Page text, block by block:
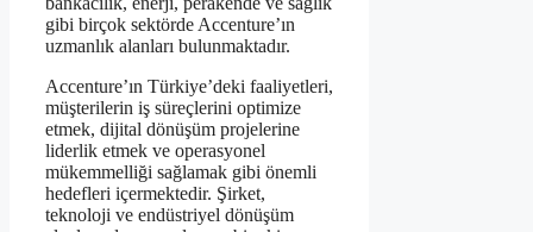
gibi birçok sektörde Accenture’ın
uzmanlık alanları bulunmaktadır.
Accenture’ın Türkiye’deki faaliyetleri,
müşterilerin iş süreçlerini optimize
etmek, dijital dönüşüm projelerine
liderlik etmek ve operasyonel
mükemmelliği sağlamak gibi önemli
hedefleri içermektedir. Şirket,
teknoloji ve endüstriyel dönüşüm